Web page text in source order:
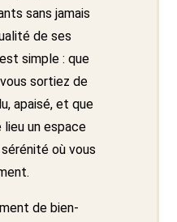
sans jamais
de ses
simple : que
sortiez de
apaisé, et que
un espace
où vous
de bien-